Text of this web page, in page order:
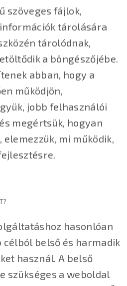
szöveges fájlok,
tárolására
tárolódnak,
a böngészőjébe.
abban, hogy a
működjön,
jobb felhasználói
megértsük, hogyan
elemezzük, mi működik,
hasonlóan
belső és harmadik
használ. A belső
szükséges a weboldal